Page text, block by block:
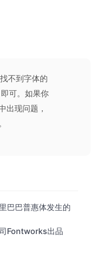
不到字体的
可。如果你
出现问题，
。
巴巴普惠体发生的
Fontworks出品